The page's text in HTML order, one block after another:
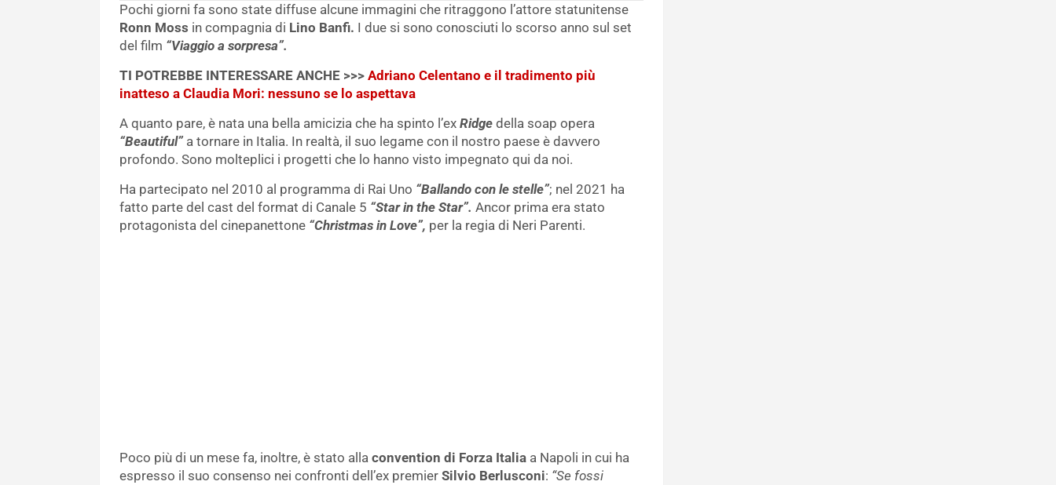
Pochi giorni fa sono state diffuse alcune immagini che ritraggono l’attore statunitense
Ronn Moss in compagnia di Lino Banfi. I due si sono conosciuti lo scorso anno sul set
del film “Viaggio a sorpresa”.
TI POTREBBE INTERESSARE ANCHE >>> Adriano Celentano e il tradimento più
inatteso a Claudia Mori: nessuno se lo aspettava
A quanto pare, è nata una bella amicizia che ha spinto l’ex Ridge della soap opera
“Beautiful”a tornare in Italia. In realtà, il suo legame con il nostro paese è davvero
profondo. Sono molteplici i progetti che lo hanno visto impegnato qui da noi.
Ha partecipato nel 2010 al programma di Rai Uno “Ballando con le stelle”; nel 2021 ha
fatto parte del cast del format di Canale 5 “Star in the Star”. Ancor prima era stato
protagonista del cinepanettone “Christmas in Love”, per la regia di Neri Parenti.
Poco più di un mese fa, inoltre, è stato alla convention di Forza Italia a Napoli in cui ha
espresso il suo consenso nei confronti dell’ex premier Silvio Berlusconi: “Se fossi